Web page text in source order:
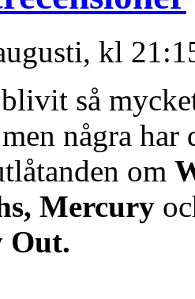
kl
så
några
om
Mercury
Out.